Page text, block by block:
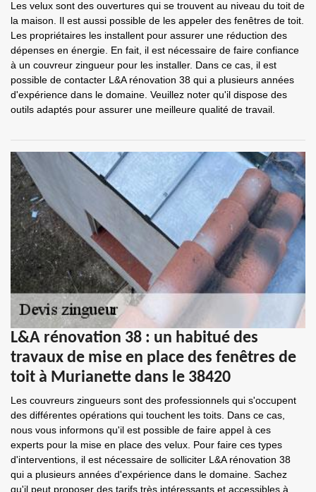
Les velux sont des ouvertures qui se trouvent au niveau du toit de
la maison. Il est aussi possible de les appeler des fenêtres de toit.
Les propriétaires les installent pour assurer une réduction des
dépenses en énergie. En fait, il est nécessaire de faire confiance
à un couvreur zingueur pour les installer. Dans ce cas, il est
possible de contacter L&A rénovation 38 qui a plusieurs années
d'expérience dans le domaine. Veuillez noter qu'il dispose des
outils adaptés pour assurer une meilleure qualité de travail.
L&A rénovation 38 : un habitué des
travaux de mise en place des fenêtres de
toit à Murianette dans le 38420
Les couvreurs zingueurs sont des professionnels qui s'occupent
des différentes opérations qui touchent les toits. Dans ce cas,
nous vous informons qu'il est possible de faire appel à ces
experts pour la mise en place des velux. Pour faire ces types
d'interventions, il est nécessaire de solliciter L&A rénovation 38
qui a plusieurs années d'expérience dans le domaine. Sachez
qu'il peut proposer des tarifs très intéressants et accessibles à